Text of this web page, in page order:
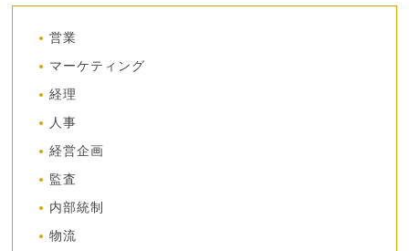
営業
マーケティング
経理
人事
経営企画
監査
内部統制
物流